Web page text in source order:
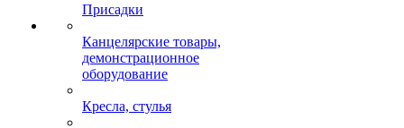
Присадки
Канцелярские товары,
демонстрационное
оборудование
Кресла, стулья